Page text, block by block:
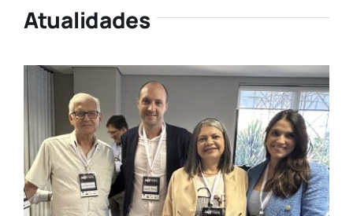
Atualidades